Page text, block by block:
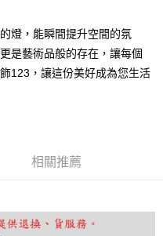
運費
燈，能瞬間提升空間的氛
是藝術品般的存在，讓每個
123，讓這份美好成為您生活
相關推薦